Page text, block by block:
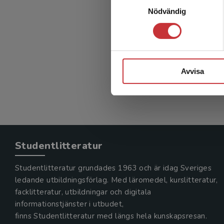
Nödvändig
Avvisa
Exkl.
Studentlitteratur
Studentlitteratur grundades 1963 och är idag Sveriges
ledande utbildningsförlag. Med läromedel, kurslitteratur,
facklitteratur, utbildningar och digitala
informationstjänster i utbudet,
finns Studentlitteratur med längs hela kunskapsresan.